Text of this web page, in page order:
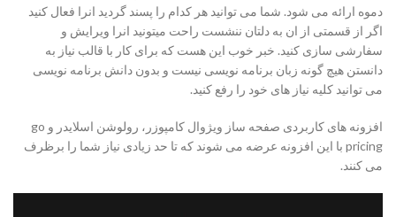
دموه ارائه می شود. شما می توانید هر کدام را پسند گردید انرا فعال کنید
اگر از قسمتی از ان به دلتان ننشست راحت میتونید انرا ویرایش و
سفارشی سازی کنید. خبر خوب این هست که برای کار با قالب نیاز به
دانستن هیچ گونه زبان برنامه نویسی نیست و بدون دانش برنامه نویسی
می توانید کلیه نیاز های خود را رفع کنید.
افزونه های کاربردی صفحه ساز ویژوال کامپوزر، رولوشن اسلایدر و go
pricing با این افزونه عرضه می شوند که تا حد زیادی نیاز شما را برظرف
می کنند.